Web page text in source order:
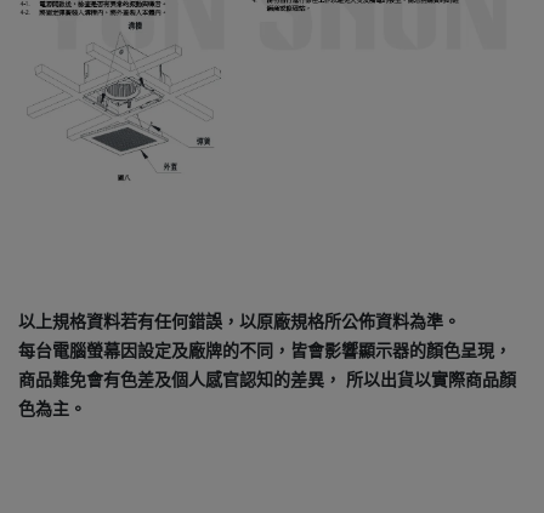
以上規格資料若有任何錯誤，以原廠規格所公佈資料為準。
每台電腦螢幕因設定及廠牌的不同，皆會影響顯示器的顏色呈現，
商品難免會有色差及個人感官認知的差異， 所以出貨以實際商品顏
色為主。